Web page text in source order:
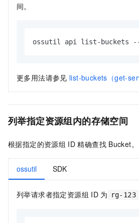
间。
ossutil api list-buckets --
更多用法请参见 list-buckets（get-
列举指定资源组内的存储空间
根据指定的资源组 ID 精确查找 Bucket。
ossutil SDK
列举请求者指定资源组 ID 为 rg-123